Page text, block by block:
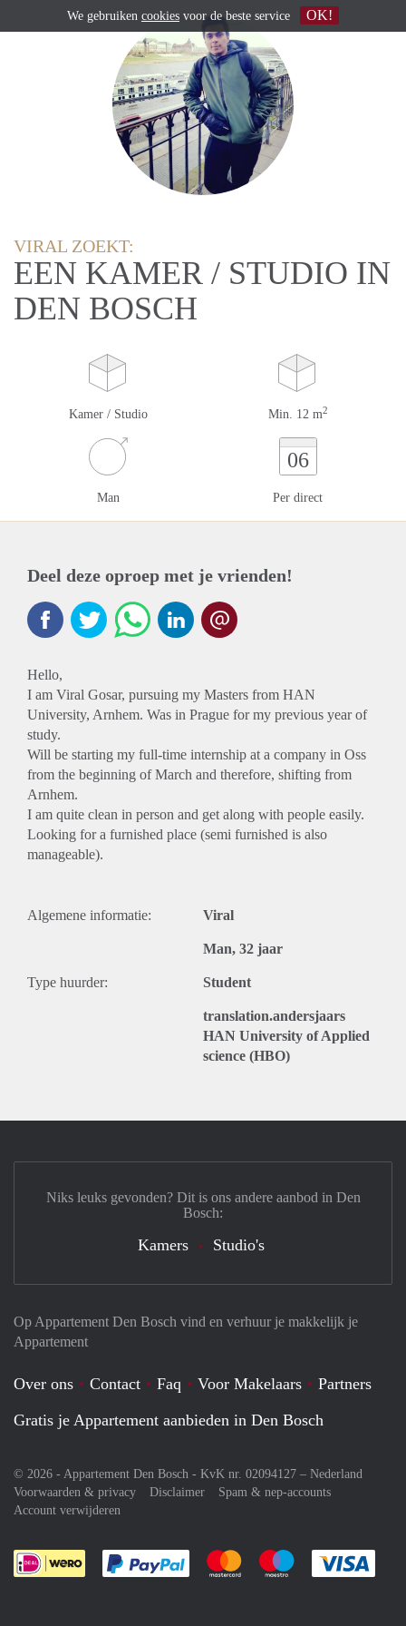
VIRAL ZOEKT:
EEN KAMER / STUDIO IN
DEN BOSCH
Kamer / Studio Min. 12 m2
Man
06
Per direct
Deel deze oproep met je vrienden!
Hello,
I am Viral Gosar, pursuing my Masters from HAN
University, Arnhem. Was in Prague for my previous year of
study.
Will be starting my full-time internship at a company in Oss
from the beginning of March and therefore, shifting from
Arnhem.
I am quite clean in person and get along with people easily.
Looking for a furnished place (semi furnished is also
manageable).
Algemene informatie: Viral
Man, 32 jaar
Type huurder: Student
translation.andersjaars
HAN University of Applied
science (HBO)
Op Appartement Den Bosch vind en verhuur je makkelijk je
Appartement
Over ons Contact Faq Voor Makelaars
Partners
Gratis je Appartement aanbieden in Den Bosch
© 2026 - Appartement Den Bosch - KvK nr. 02094127 – Nederland
Voorwaarden & privacy
Disclaimer
Spam & nep-accounts
Account verwijderen
Je rekent gemakkelijk af met Paypal
Je rekent gemakkelijk af met
Je rekent
Niks leuks gevonden? Dit is ons andere aanbod in Den
Bosch:
Kamers Studio's
We gebruiken cookies voor de beste service OK!